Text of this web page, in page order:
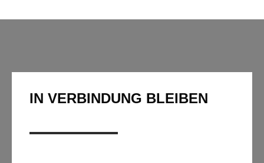
IN VERBINDUNG BLEIBEN